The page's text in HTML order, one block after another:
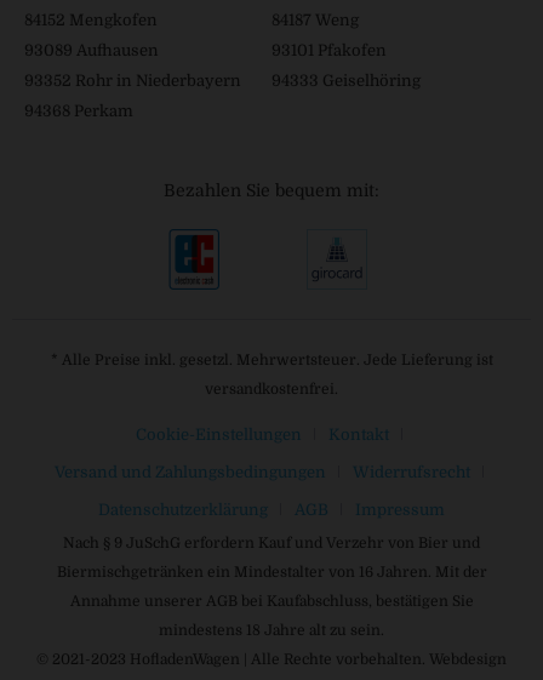
84152 Mengkofen
84187 Weng
93089 Aufhausen
93101 Pfakofen
93352 Rohr in Niederbayern
94333 Geiselhöring
94368 Perkam
Bezahlen Sie bequem mit:
* Alle Preise inkl. gesetzl. Mehrwertsteuer. Jede Lieferung ist
versandkostenfrei.
Cookie-Einstellungen Kontakt
Versand und Zahlungsbedingungen Widerrufsrecht
Datenschutzerklärung AGB Impressum
Nach § 9 JuSchG erfordern Kauf und Verzehr von Bier und
Biermischgetränken ein Mindestalter von 16 Jahren. Mit der
Annahme unserer AGB bei Kaufabschluss, bestätigen Sie
mindestens 18 Jahre alt zu sein.
© 2021-2023 HofladenWagen | Alle Rechte vorbehalten. Webdesign